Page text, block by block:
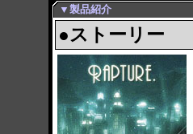
▼製品紹介
●ストーリー